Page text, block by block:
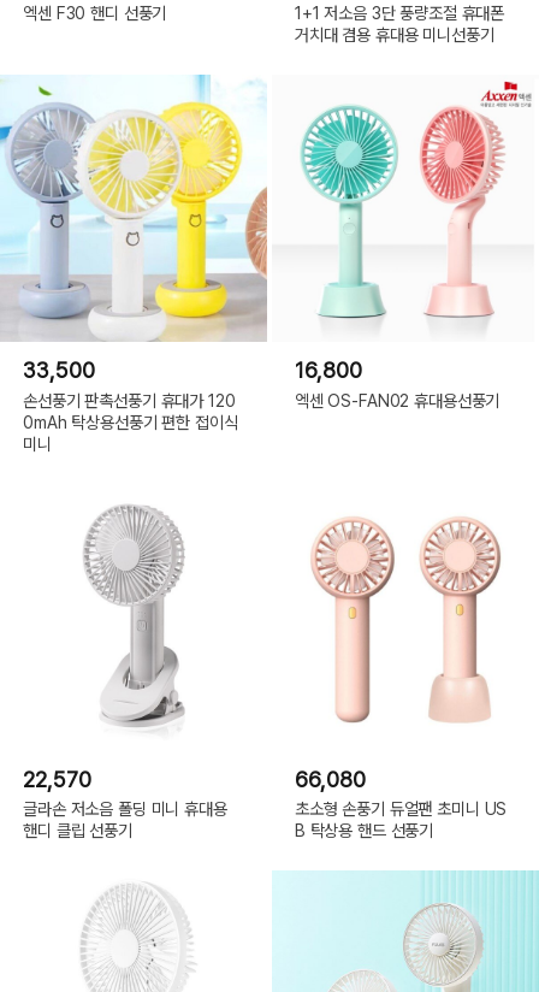
엑센 F30 핸디 선풍기
1+1 저소음 3단 풍량조절 휴대폰
거치대 겸용 휴대용 미니선풍기
33,500
손선풍기 판촉선풍기 휴대가 120
0mAh 탁상용선풍기 편한 접이식
미니
16,800
엑센 OS-FAN02 휴대용선풍기
22,570
글라손 저소음 폴딩 미니 휴대용
핸디 클립 선풍기
66,080
초소형 손풍기 듀얼팬 초미니 US
B 탁상용 핸드 선풍기